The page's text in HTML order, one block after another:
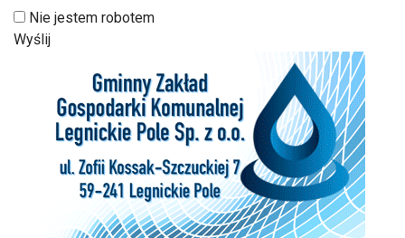
Nie jestem robotem
Wyślij